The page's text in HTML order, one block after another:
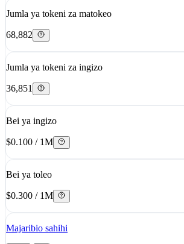
Jumla ya tokeni za matokeo
68,882
Jumla ya tokeni za ingizo
36,851
Bei ya ingizo
$0.100 / 1M
Bei ya toleo
$0.300 / 1M
Majaribio sahihi